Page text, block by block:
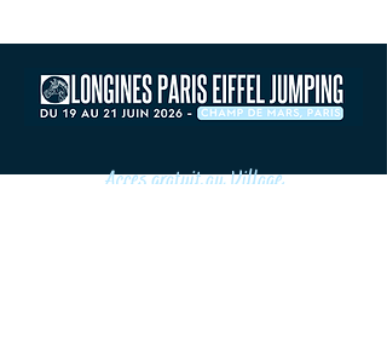
Acces gratuit au Village